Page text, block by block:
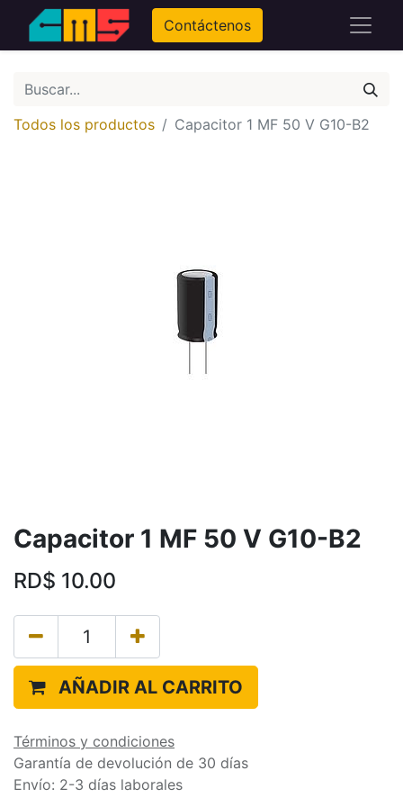
Contáctenos
Todos los productos Capacitor 1 MF 50 V G10-B2
Capacitor 1 MF 50 V G10-B2
RD$ 10.00
AÑADIR AL CARRITO
Términos y condiciones
Garantía de devolución de 30 días
Envío: 2-3 días laborales